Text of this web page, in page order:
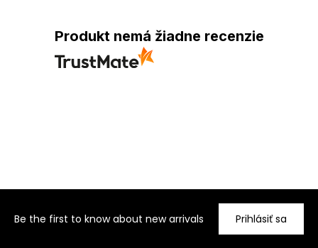
Produkt nemá žiadne recenzie
Be the first to know about new arrivals Prihlásiť sa